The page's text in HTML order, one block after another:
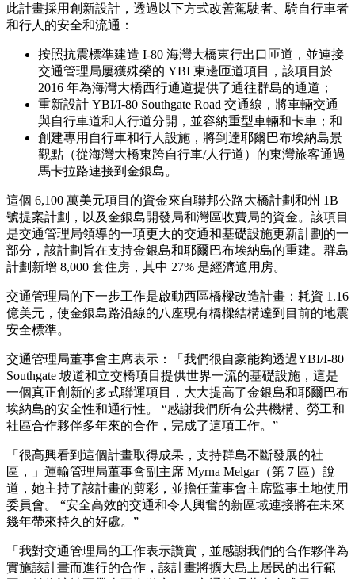
此計畫採用創新設計，透過以下方式改善駕駛者、騎自行車者
和行人的安全和流通：
按照抗震標準建造 I-80 海灣大橋東行出口匝道，並連接
交通管理局屢獲殊榮的 YBI 東邊匝道項目，該項目於
2016 年為海灣大橋西行通道提供了通往群島的通道；
重新設計 YBI/I-80 Southgate Road 交通線，將車輛交通
與自行車道和人行道分開，並容納重型車輛和卡車；和
創建專用自行車和行人設施，將到達耶爾巴布埃納島景
觀點（從海灣大橋東跨自行車/人行道）的東灣旅客通過
馬卡拉路連接到​​金銀島。
這個 6,100 萬美元項目的資金來自聯邦公路大橋計劃和州 1B
號提案計劃，以及金銀島開發局和灣區收費局的資金。該項目
是交通管理局領導的一項更大的交通和基礎設施更新計劃的一
部分，該計劃旨在支持金銀島和耶爾巴布埃納島的重建。群島
計劃新增 8,000 套住房，其中 27% 是經濟適用房。
交通管理局的下一步工作是啟動西區橋樑改造計畫：耗資 1.16
億美元，使金銀島路沿線的八座現有橋樑結構達到目前的地震
安全標準。
交通管理局董事會主席表示：「我們很自豪能夠透過YBI/I-80
Southgate 坡道和立交橋項目提供世界一流的基礎設施，這是
一個真正創新的多式聯運項目，大大提高了金銀島和耶爾巴布
埃納島的安全性和通行性。 “感謝我們所有公共機構、勞工和
社區合作夥伴多年來的合作，完成了這項工作。”
「很高興看到這個計畫取得成果，支持群島不斷發展的社
區，」運輸管理局董事會副主席 Myrna Melgar（第 7 區）說
道，她主持了該計畫的剪彩，並擔任董事會主席監事土地使用
委員會。 “安全高效的交通和令人興奮的新區域連接將在未來
幾年帶來持久的好處。”
「我對交通管理局的工作表示讚賞，並感謝我們的合作夥伴為
實施該計畫而進行的合作，該計畫將擴大島上居民的出行範